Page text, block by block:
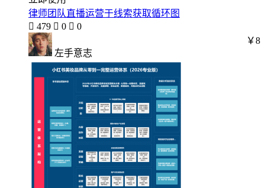
律师团队直播运营于线索获取循环图
 479  0  0
左手意志
￥8